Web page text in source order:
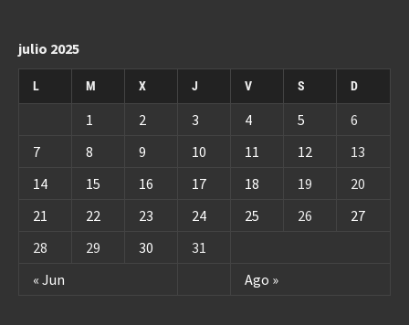
julio 2025
L M X J V S D
« Jun Ago »
1 2 3 4 5
6
7
8 9 10 11 12
13
14
15 16 17 18 19
20
21
22 23 24 25 26
27
28
29 30 31